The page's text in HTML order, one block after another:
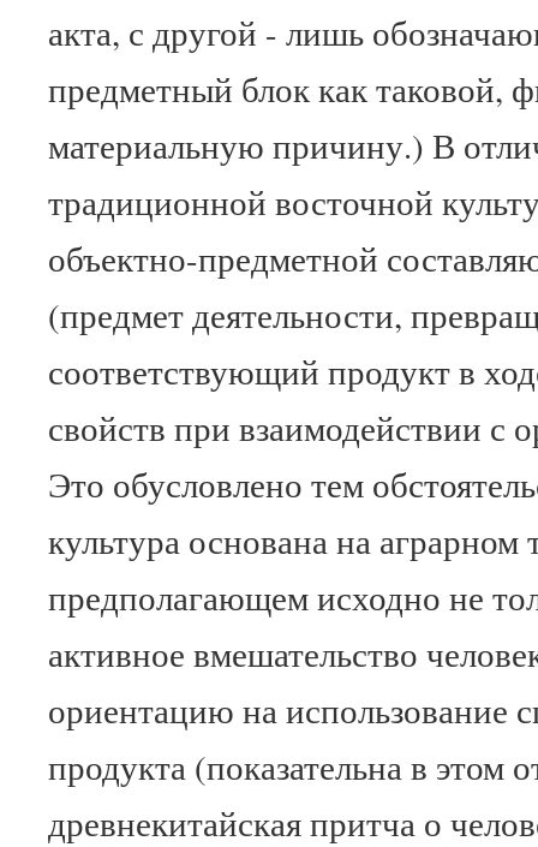
акта, с другой - лишь
предметный блок как таковой,
материальную причину.) В
традиционной восточной
объектно-предметной
(предмет деятельности,
соответствующий продукт в
свойств при взаимодействии с
Это обусловлено тем
культура основана на аграрном
предполагающем исходно не
активное вмешательство
ориентацию на использование
продукта (показательна в этом
древнекитайская притча о